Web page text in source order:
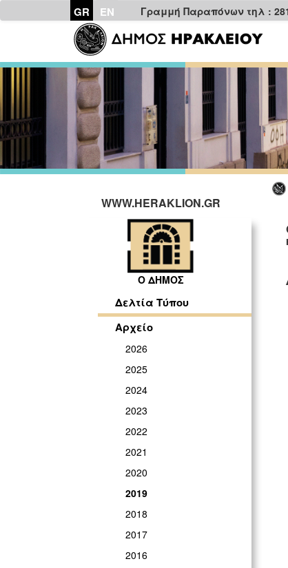
GR EN Γραμμή Παραπόνων τηλ :
WWW.HERAKLION.GR
Ο ΔΗΜΟΣ
Δελτία Τύπου
Αρχείο
2026
2025
2024
2023
2022
2021
2020
2019
2018
2017
2016